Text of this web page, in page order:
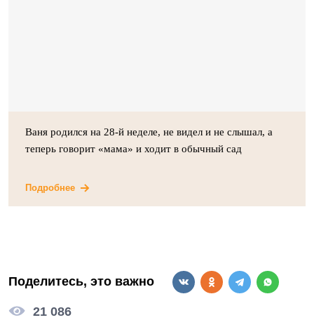
Ваня родился на 28-й неделе, не видел и не слышал, а
теперь говорит «мама» и ходит в обычный сад
Подробнее
Поделитесь, это важно
21 086